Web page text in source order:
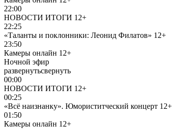
22:00
НОВОСТИ ИТОГИ 12+
22:25
«Таланты и поклонники: Леонид Филатов» 12+
23:50
Камеры онлайн 12+
Ночной эфир
развернутьсвернуть
00:00
НОВОСТИ ИТОГИ 12+
00:25
«Всё наизнанку». Юмориститческий концерт 12+
01:50
Камеры онлайн 12+